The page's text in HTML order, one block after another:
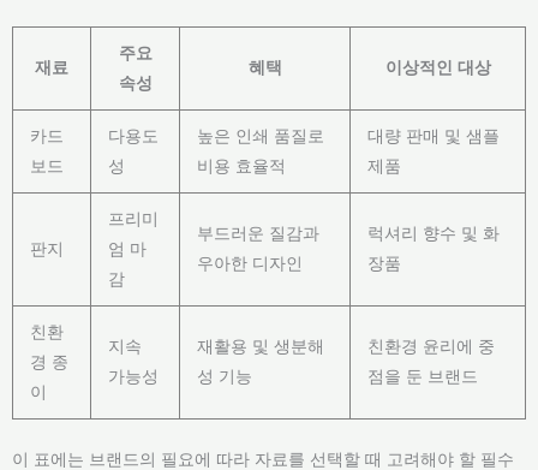
재료
주요
속성
혜택 이상적인 대상
카드
보드
다용도
성
높은 인쇄 품질로
비용 효율적
대량 판매 및 샘플
제품
판지
프리미
엄 마
감
부드러운 질감과
우아한 디자인
럭셔리 향수 및 화
장품
친환
경 종
이
지속
가능성
재활용 및 생분해
성 기능
친환경 윤리에 중
점을 둔 브랜드
이 표에는 브랜드의 필요에 따라 자료를 선택할 때 고려해야 할 필수